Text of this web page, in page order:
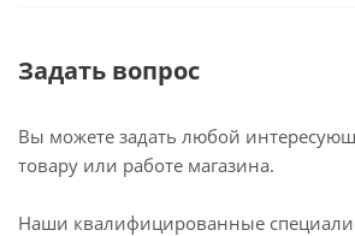
Задать вопрос
Вы можете задать любой
товару или работе магазина.
Наши квалифицированные